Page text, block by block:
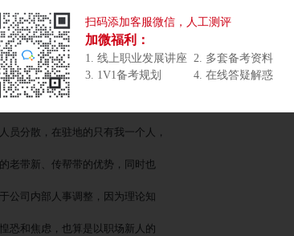
扫码添加客服微信，人工测评
加微福利：
1. 线上职业发展讲座 2. 多套备考资料
3. 1V1备考规划
4. 在线答疑解惑
NPDP 课程。很高兴来到这里与大家分享我的
？当时是因为什么样的契
员分散，在驻地的只有我一个人，
老带新、传帮带的优势，同时也
公司内部人事调整，因为理论知
恐和焦虑，也算是以职场新人的